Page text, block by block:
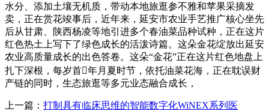
水分、添加土壤无机质，带动本地旅逛参不雅和苹果采摘发
卖，正在赏花竣事后，近年来，延安市农业手艺推广核心坐先
后从甘肃、陕西杨凌等地引进多个春油菜品种试种，正在这片
红色热土上写下了绿色成长的活泼诗篇。这朵金花绽放出延安
农业高质量成长的出色答卷。这朵“金花”正在这片红色地盘上
扎下深根，每岁首年月夏时节，依托油菜花海，正在耽误财
产链的同时，生态旅逛等多元业态融合成长，
上一篇： 打制具有临床思维的智能数字化WiNEX系列医